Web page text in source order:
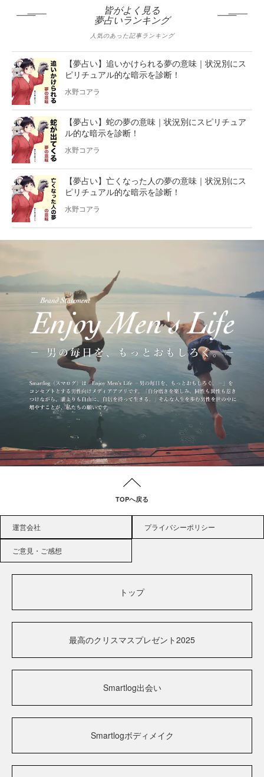
皆がよく見る
夢占いランキング
人気のあった記事ランキング
【夢占い】追いかけられる夢の意味｜状況別にス
ピリチュアル的な暗示を診断！
水野コアラ
【夢占い】蛇の夢の意味｜状況別にスピリチュア
ル的な暗示を診断！
水野コアラ
【夢占い】亡くなった人の夢の意味｜状況別にス
ピリチュアル的な暗示を診断！
水野コアラ
TOPへ戻る
運営会社 プライバシーポリシー
ご意見・ご感想
トップ
最高のクリスマスプレゼント2025
Smartlog出会い
Smartlogボディメイク